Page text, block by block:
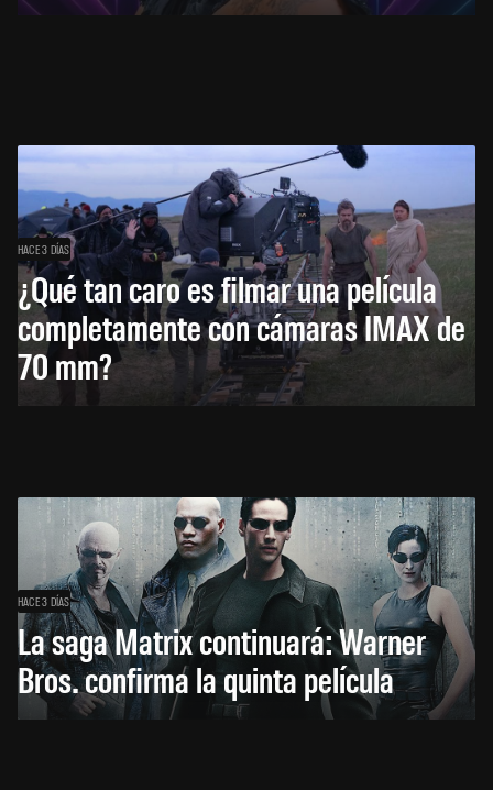
HACE 3 DÍAS
¿Qué tan caro es filmar una película
completamente con cámaras IMAX de
70 mm?
HACE 3 DÍAS
La saga Matrix continuará: Warner
Bros. confirma la quinta película